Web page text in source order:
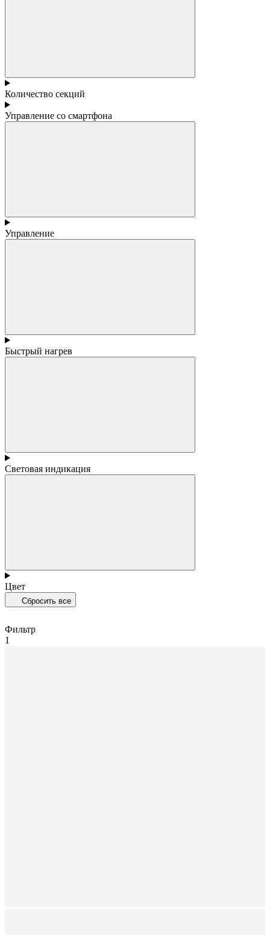
Количество секций
Управление со смартфона
Управление
Быстрый нагрев
Световая индикация
Цвет
Сбросить все
Фильтр
1